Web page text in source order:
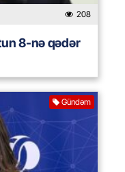
208
8-nə qədər
Gündəm